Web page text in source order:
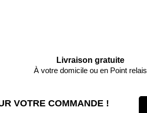
Livraison gratuite
À votre domicile ou en Point relais
VOTRE COMMANDE !